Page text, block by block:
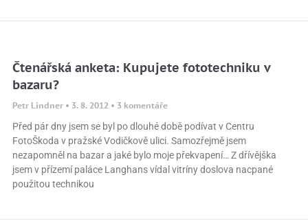
Čtenářská anketa: Kupujete fototechniku v
bazaru?
Petr Lindner 3. 8. 2012 3 komentáře
Před pár dny jsem se byl po dlouhé době podívat v Centru
FotoŠkoda v pražské Vodičkově ulici. Samozřejmě jsem
nezapomněl na bazar a jaké bylo moje překvapení… Z dřívějška
jsem v přízemí paláce Langhans vídal vitríny doslova nacpané
použitou technikou